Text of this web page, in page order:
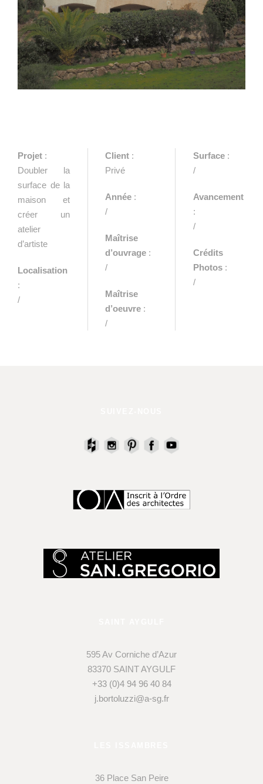
Projet :
Doubler la
surface de la
maison et
créer un
atelier
d’artiste
Localisation
:
/
Client :
Privé
Année :
/
Maîtrise
d’ouvrage :
/
Maîtrise
d’oeuvre :
/
Surface:
/
Avancement
:
/
Crédits
Photos :
/
595 Av Corniche d’Azur
83370 SAINT AYGULF
+33 (0)4 94 96 40 84
j.bortoluzzi@a-sg.fr
36 Place San Peire